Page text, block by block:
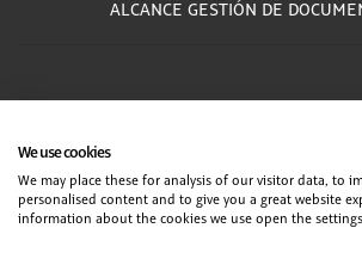
ALCANCE GESTIÓN DE
Teléfono gratuito atendido por asesores
We use cookies
We may place these for analysis of our visitor data, to
personalised content and to give you a great website
information about the cookies we use open the